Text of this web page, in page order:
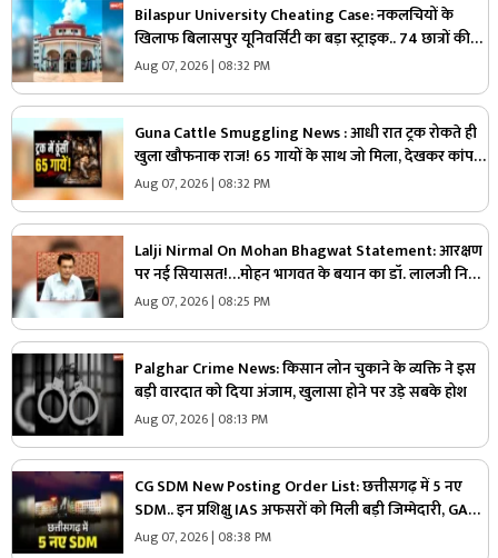
Bilaspur University Cheating Case: नकलचियों के
खिलाफ बिलासपुर यूनिवर्सिटी का बड़ा स्ट्राइक.. 74 छात्रों की
परीक्षा रद्द, 45 हजार से ज्यादा छात्रों ने दी थी परीक्षा..
Aug 07, 2026 | 08:32 PM
Guna Cattle Smuggling News : आधी रात ट्रक रोकते ही
खुला खौफनाक राज! 65 गायों के साथ जो मिला, देखकर कांप
उठे लोग
Aug 07, 2026 | 08:32 PM
Lalji Nirmal On Mohan Bhagwat Statement: आरक्षण
पर नई सियासत!…मोहन भागवत के बयान का डॉ. लालजी निर्मल
ने किया स्वागत, सपा और अखिलेश यादव पर साधा निशाना
Aug 07, 2026 | 08:25 PM
Palghar Crime News: किसान लोन चुकाने के व्यक्ति ने इस
बड़ी वारदात को दिया अंजाम, खुलासा होने पर उड़े सबके होश
Aug 07, 2026 | 08:13 PM
CG SDM New Posting Order List: छत्तीसगढ़ में 5 नए
SDM.. इन प्रशिक्षु IAS अफसरों को मिली बड़ी जिम्मेदारी, GAD
ने जारी की पूरी सूची
Aug 07, 2026 | 08:38 PM